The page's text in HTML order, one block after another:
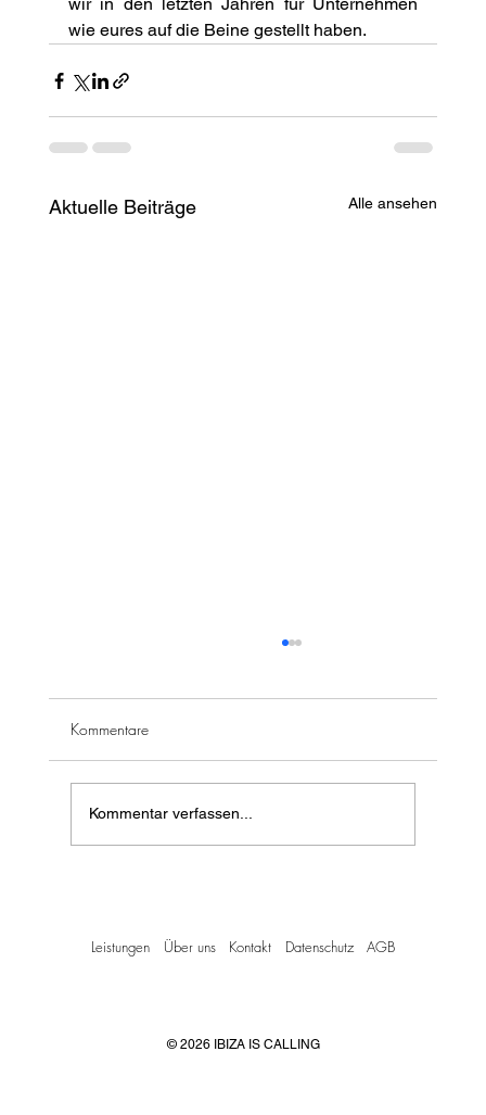
wie eures auf die Beine gestellt haben.
Aktuelle Beiträge Alle ansehen
Kommentare
Kommentar verfassen...
Leistungen Über uns Kontakt Datenschutz AGB
© 2026 IBIZA IS CALLING